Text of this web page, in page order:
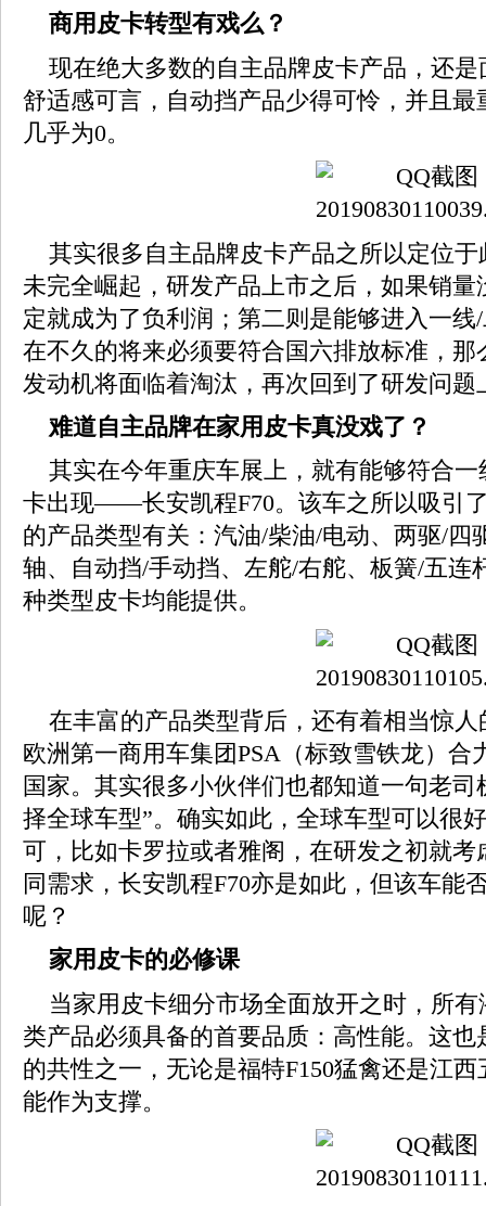
商用皮卡转型有戏么？
现在绝大多数的自主品牌皮卡产品，还
舒适感可言，自动挡产品少得可怜，并且
几乎为0。
其实很多自主品牌皮卡产品之所以定位
未完全崛起，研发产品上市之后，如果销
定就成为了负利润；第二则是能够进入一
在不久的将来必须要符合国六排放标准，
发动机将面临着淘汰，再次回到了研发问题
难道自主品牌在家用皮卡真没戏了？
其实在今年重庆车展上，就有能够符合
卡出现——长安凯程F70。该车之所以吸引
的产品类型有关：汽油/柴油/电动、两驱/四
轴、自动挡/手动挡、左舵/右舵、板簧/五
种类型皮卡均能提供。
在丰富的产品类型背后，还有着相当惊
欧洲第一商用车集团PSA（标致雪铁龙）
国家。其实很多小伙伴们也都知道一句老
择全球车型”。确实如此，全球车型可以很
可，比如卡罗拉或者雅阁，在研发之初就
同需求，长安凯程F70亦是如此，但该车能
呢？
家用皮卡的必修课
当家用皮卡细分市场全面放开之时，所
类产品必须具备的首要品质：高性能。这
的共性之一，无论是福特F150猛禽还是江
能作为支撑。